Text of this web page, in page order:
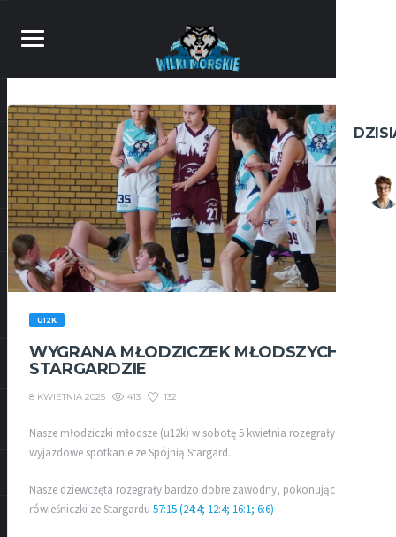
U12K
WYGRANA MŁODZICZEK MŁODSZYCH W
STARGARDZIE
8 KWIETNIA 2025 413 132
Nasze młodziczki młodsze (u12k) w sobotę 5 kwietnia rozegrały
wyjazdowe spotkanie ze Spójnią Stargard.
Nasze dziewczęta rozegrały bardzo dobre zawodny, pokonując swoje
rówieśniczki ze Stargardu 57:15 (24:4; 12:4; 16:1; 6:6)